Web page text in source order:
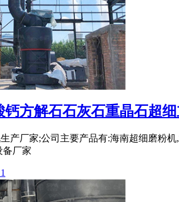
方解石石灰石重晶石超
生产厂家;公司主要产品有:海南超细磨粉
备厂家